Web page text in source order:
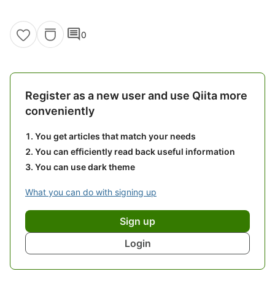
comment0
Register as a new user and use Qiita more
conveniently
You get articles that match your needs
You can efficiently read back useful information
You can use dark theme
What you can do with signing up
Sign up
Login